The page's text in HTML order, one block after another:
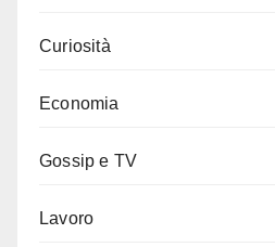
Curiosità
Economia
Gossip e TV
Lavoro